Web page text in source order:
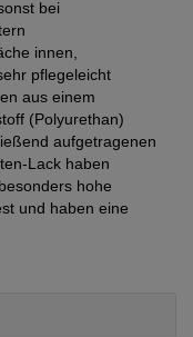
bei
innen,
pflegeleicht
aus einem
(Polyurethan)
aufgetragenen
Lack haben
hohe
und haben eine